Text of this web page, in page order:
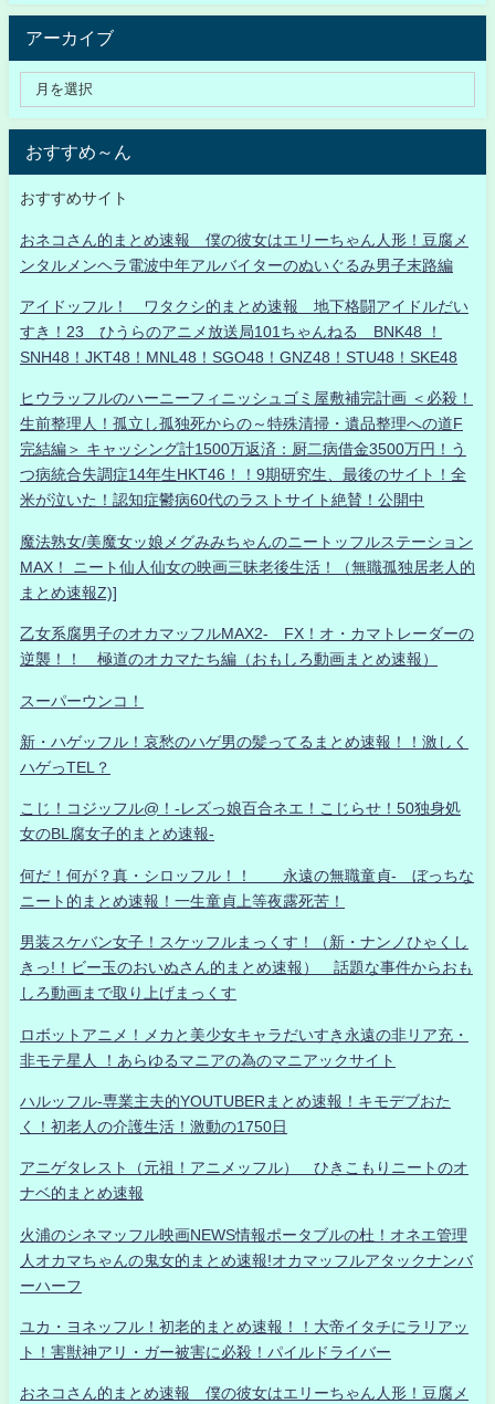
アーカイブ
おすすめ～ん
おすすめサイト
おネコさん的まとめ速報 僕の彼女はエリーちゃん人形！豆腐メ
ンタルメンヘラ電波中年アルバイターのぬいぐるみ男子末路編
アイドッフル！ ワタクシ的まとめ速報 地下格闘アイドルだい
すき！23 ひうらのアニメ放送局101ちゃんねる BNK48 ！
SNH48！JKT48！MNL48！SGO48！GNZ48！STU48！SKE48
ヒウラッフルのハーニーフィニッシュゴミ屋敷補完計画 ＜必殺！
生前整理人！孤立し孤独死からの～特殊清掃・遺品整理への道F
完結編＞ キャッシング計1500万返済：厨二病借金3500万円！う
つ病統合失調症14年生HKT46！！9期研究生、最後のサイト！全
米が泣いた！認知症鬱病60代のラストサイト絶賛！公開中
魔法熟女/美魔女ッ娘メグみみちゃんのニートッフルステーション
MAX！ ニート仙人仙女の映画三昧老後生活！（無職孤独居老人的
まとめ速報Z)]
乙女系腐男子のオカマッフルMAX2- FX！オ・カマトレーダーの
逆襲！！ 極道のオカマたち編（おもしろ動画まとめ速報）
スーパーウンコ！
新・ハゲッフル！哀愁のハゲ男の髪ってるまとめ速報！！激しく
ハゲっTEL？
こじ！コジッフル@！-レズっ娘百合ネエ！こじらせ！50独身処
女のBL腐女子的まとめ速報-
何だ！何が？真・シロッフル！！ 永遠の無職童貞- ぼっちな
ニート的まとめ速報！一生童貞上等夜露死苦！
男装スケバン女子！スケッフルまっくす！（新・ナンノひゃくし
きっ!！ビー玉のおいぬさん的まとめ速報） 話題な事件からおも
しろ動画まで取り上げまっくす
ロボットアニメ！メカと美少女キャラだいすき永遠の非リア充・
非モテ星人 ！あらゆるマニアの為のマニアックサイト
ハルッフル-専業主夫的YOUTUBERまとめ速報！キモデブおた
く！初老人の介護生活！激動の1750日
アニゲタレスト（元祖！アニメッフル） ひきこもりニートのオ
ナベ的まとめ速報
火浦のシネマッフル映画NEWS情報ポータブルの杜！オネエ管理
人オカマちゃんの鬼女的まとめ速報!オカマッフルアタックナンバ
ーハーフ
ユカ・ヨネッフル！初老的まとめ速報！！大帝イタチにラリアッ
ト！害獣神アリ・ガー被害に必殺！パイルドライバー
おネコさん的まとめ速報 僕の彼女はエリーちゃん人形！豆腐メ